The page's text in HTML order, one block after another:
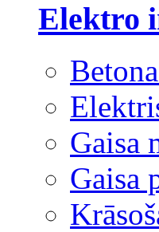
Elektro
Gaisa
Gaisa